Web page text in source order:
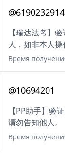
【瑞达法考】
人，如非本人操
Время
@10694201
【PP助手】验
请勿告知他人。
Время